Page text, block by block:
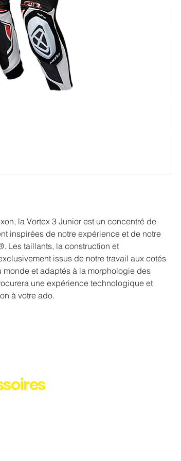
la Vortex 3 Junior est un concentré de
inspirées de notre expérience et de notre
Les taillants, la construction et
issus de notre travail aux cotés
monde et adaptés à la morphologie des
une expérience technologique et
à votre ado.